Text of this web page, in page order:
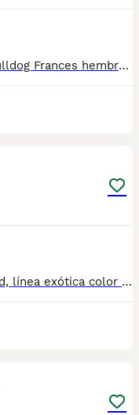
Laura 677983742 - 613283995 🤍*Bulldog Frances hembra negra corbata blanca *🤍 ¿Buscas un nuevo compañero para tu hogar? ❤️ Tenemos preciosos cachorros listos para encontrar una familia responsable. ✅ Vacunados ✅ Desparasitados ✅ Cartilla sanitaria ✅ Garantías incluidas ✅ Máxima atención y cuidado Se hacen envíos a toda España: Andalucía: Almería, Cádiz, Córdoba, Granada, Huelva, Jaén, Málaga, Sevilla.Aragón: Huesca, Teruel, Zaragoza.Asturias: Oviedo.Baleares: Palma.Canarias: Las Palmas de Gran Canaria, Santa Cruz de Tenerife.Cantabria: Santander.Castilla-La Mancha: Albacete, Ciudad Real, Cuenca, Guadalajara, Toledo.Castilla y León: Ávila, Burgos, León, Palencia, Salamanca, Segovia, Soria, Valladolid, Zamora.Cataluña: Barcelona, Gerona (Girona), Lérida (Lleida), Tarragona.Comunidad Valenciana: Alicante, Castellón de la Plana, Valencia.Extremadura: Badajoz, Cáceres.Galicia: La Coruña (A Coruña), Lugo, Orense (Ourense), Pontevedra.La Rioja: Logroño.Madrid: Madrid.Murcia: Murcia.Navarra: Pamplona.País Vasco: Bilbao (Vizcaya), San Sebastián (Guipúzcoa), Vitoria (Álava). 🐾 Cachorros sanos, sociables y criados con mucho cariño. 📲 ¡Pregunta sin compromiso por disponibilidad, fotos y precios por mensaje privado!
Cachorrito de bulldog francés Madrid, línea exótica color chocolate, se entrega con toda su documentación y contratos de garantía https://www.aguasdelcuenco.es/